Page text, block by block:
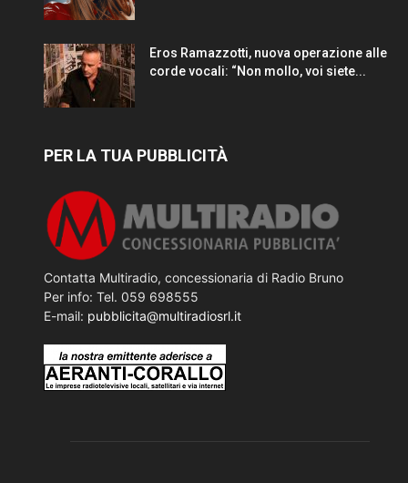
Eros Ramazzotti, nuova operazione alle
corde vocali: “Non mollo, voi siete...
PER LA TUA PUBBLICITÀ
Contatta Multiradio, concessionaria di Radio Bruno
Per info: Tel. 059 698555
E-mail: pubblicita@multiradiosrl.it